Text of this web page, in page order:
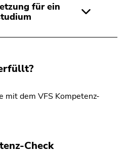
für ein
mit dem VFS Kompetenz-
Check